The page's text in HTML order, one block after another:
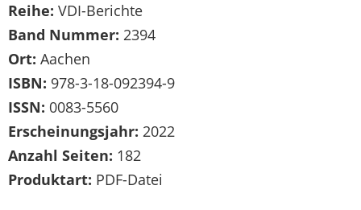
Reihe: VDI-Berichte
Band Nummer: 2394
Ort: Aachen
ISBN: 978-3-18-092394-9
ISSN: 0083-5560
Erscheinungsjahr: 2022
Anzahl Seiten: 182
Produktart: PDF-Datei